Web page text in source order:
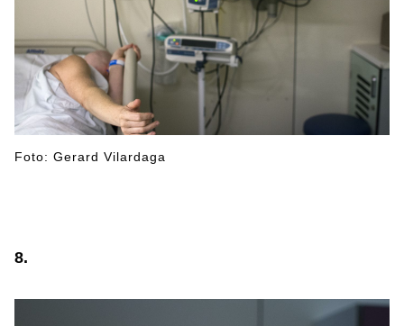
Foto: Gerard Vilardaga
8.